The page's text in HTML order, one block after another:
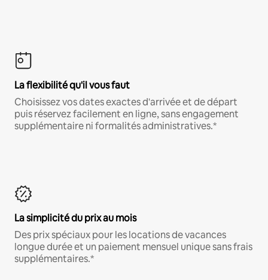
La flexibilité qu'il vous faut
Choisissez vos dates exactes d'arrivée et de départ
puis réservez facilement en ligne, sans engagement
supplémentaire ni formalités administratives.*
La simplicité du prix au mois
Des prix spéciaux pour les locations de vacances
longue durée et un paiement mensuel unique sans frais
supplémentaires.*